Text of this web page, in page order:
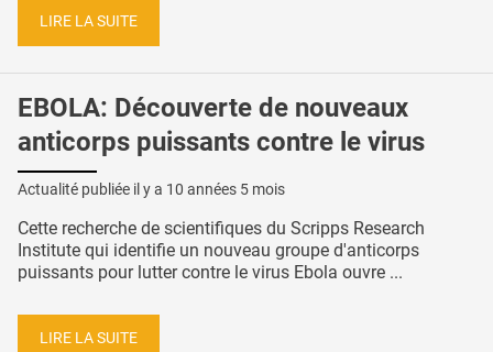
LIRE LA SUITE
EBOLA: Découverte de nouveaux
anticorps puissants contre le virus
Actualité publiée il y a 10 années 5 mois
Cette recherche de scientifiques du Scripps Research
Institute qui identifie un nouveau groupe d'anticorps
puissants pour lutter contre le virus Ebola ouvre ...
LIRE LA SUITE